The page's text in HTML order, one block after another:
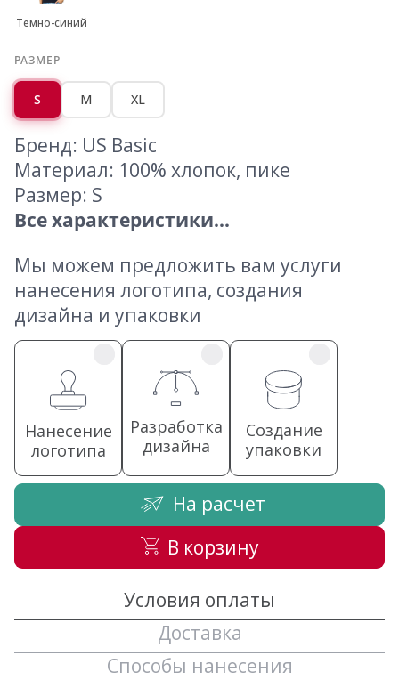
Темно-синий
РАЗМЕР
S M XL
Бренд: US Basic
Материал: 100% хлопок, пике
Размер: S
Все характеристики...
Мы можем предложить вам услуги
нанесения логотипа, создания
дизайна и упаковки
Нанесение
логотипа
Разработка
дизайна
Создание
упаковки
На расчет
В корзину
Условия оплаты
Доставка
Способы нанесения